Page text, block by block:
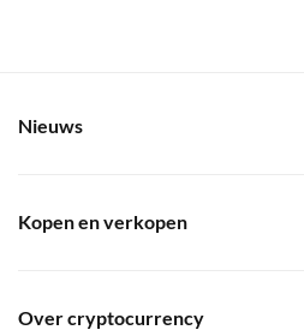
Nieuws
Kopen en verkopen
Over cryptocurrency